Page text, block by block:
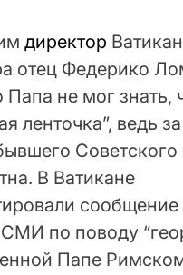
директор
отец Федерико
Папа не мог знать,
ленточка”, ведь за
В Ватикане
сообщение
по поводу
Папе